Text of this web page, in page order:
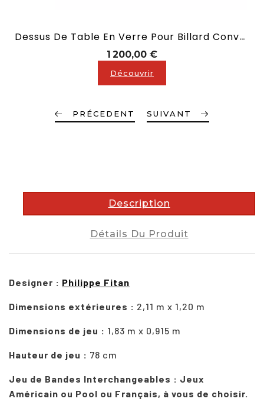
Dessus De Table En Verre Pour Billard Convertible En 2,10 M
1 200,00 €Prix
Découvrir
PRÉCEDENT SUIVANT
Description
Détails Du Produit
Designer : Philippe Fitan
Dimensions extérieures : 2,11 m x 1,20 m
Dimensions de jeu : 1,83 m x 0,915 m
Hauteur de jeu : 78 cm
Jeu de Bandes Interchangeables : Jeux
Américain ou Pool ou Français, à vous de choisir.